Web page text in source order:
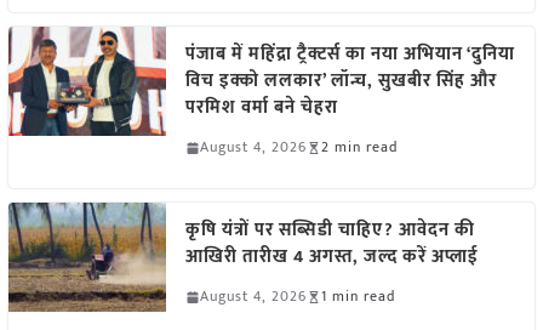
पंजाब में महिंद्रा ट्रैक्टर्स का नया अभियान ‘दुनिया
विच इक्को ललकार’ लॉन्च, सुखबीर सिंह और
परमिश वर्मा बने चेहरा
August 4, 2026 2 min read
कृषि यंत्रों पर सब्सिडी चाहिए? आवेदन की
आखिरी तारीख 4 अगस्त, जल्द करें अप्लाई
August 4, 2026 1 min read